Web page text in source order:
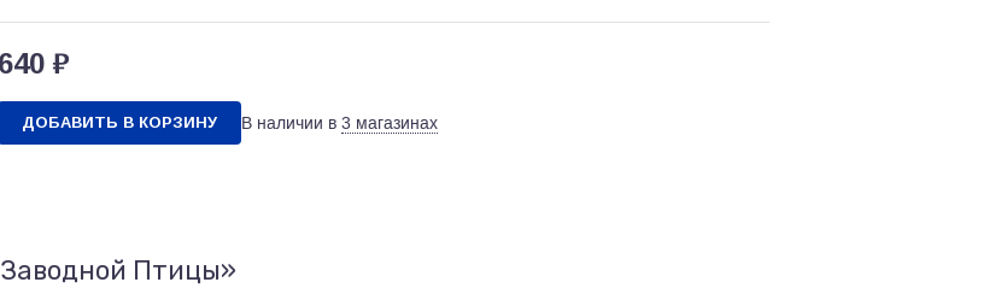
640 ₽
ДОБАВИТЬ В КОРЗИНУ В наличии в 3 магазинах
Птицы»